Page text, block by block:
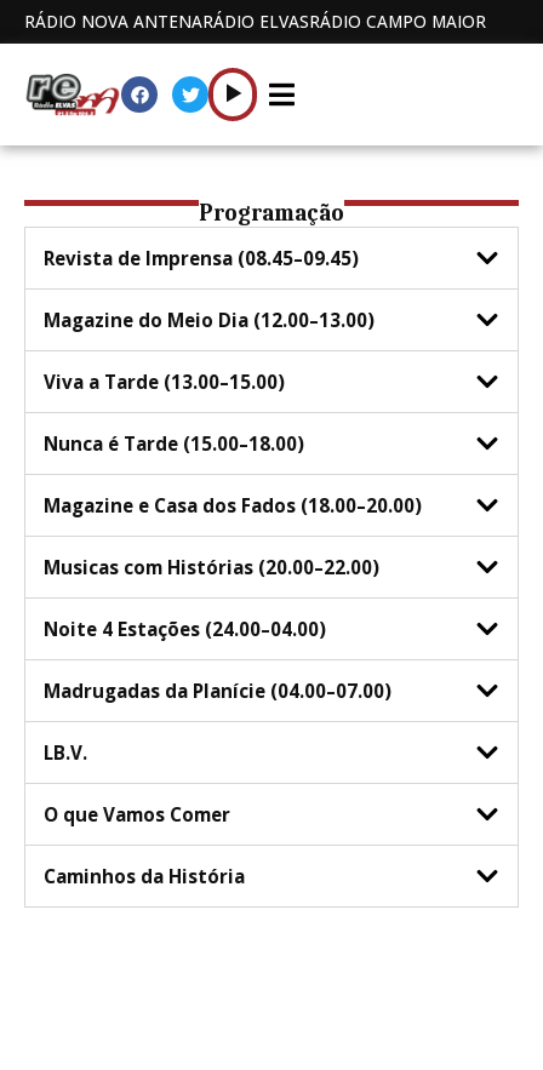
RÁDIO NOVA ANTENARÁDIO ELVASRÁDIO CAMPO MAIOR
Programação
Revista de Imprensa (08.45–09.45)
Magazine do Meio Dia (12.00–13.00)
Viva a Tarde (13.00–15.00)
Nunca é Tarde (15.00–18.00)
Magazine e Casa dos Fados (18.00–20.00)
Musicas com Histórias (20.00–22.00)
Noite 4 Estações (24.00–04.00)
Madrugadas da Planície (04.00–07.00)
LB.V.
O que Vamos Comer
Caminhos da História